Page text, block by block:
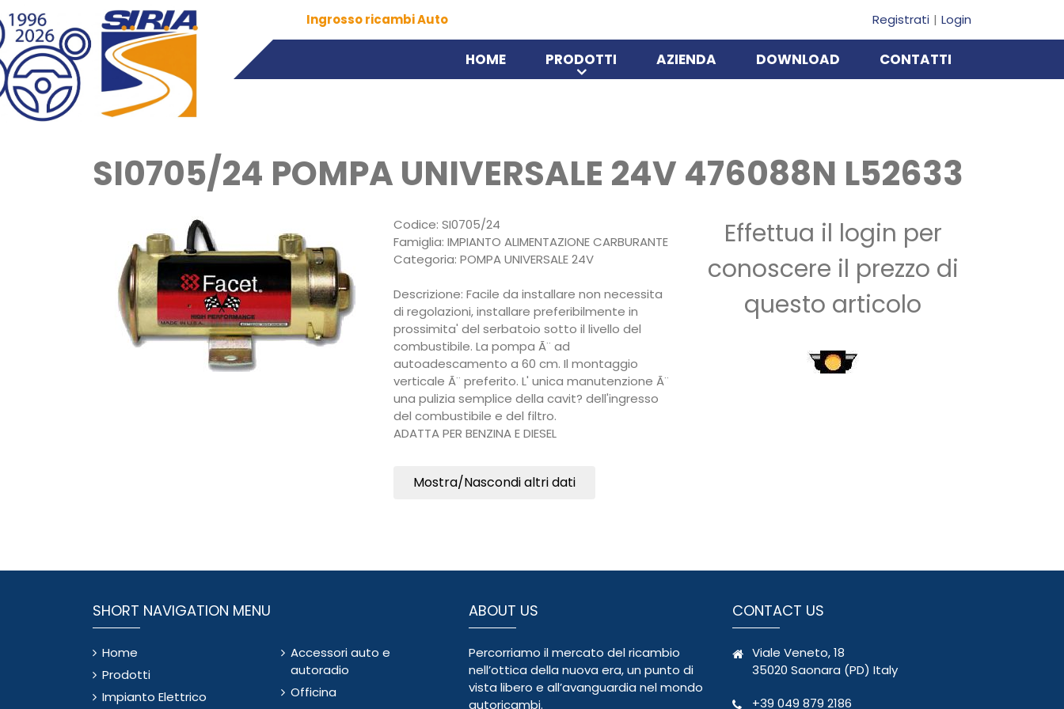
Ingrosso ricambi Auto Registrati Login
HOME PRODOTTI AZIENDA DOWNLOAD CONTATTI
SI0705/24 POMPA UNIVERSALE 24V 476088N L52633
Codice: SI0705/24
Famiglia: IMPIANTO ALIMENTAZIONE CARBURANTE
Categoria: POMPA UNIVERSALE 24V
Descrizione: Facile da installare non necessita
di regolazioni, installare preferibilmente in
prossimita' del serbatoio sotto il livello del
combustibile. La pompa Ã¨ ad
autoadescamento a 60 cm. Il montaggio
verticale Ã¨ preferito. L' unica manutenzione Ã¨
una pulizia semplice della cavit? dell'ingresso
del combustibile e del filtro.
ADATTA PER BENZINA E DIESEL
Mostra/Nascondi altri dati
Effettua il login per
conoscere il prezzo di
questo articolo
SHORT NAVIGATION MENU
Home
Prodotti
Impianto Elettrico
Accessori auto e
autoradio
Officina
ABOUT US
Percorriamo il mercato del ricambio
nell’ottica della nuova era, un punto di
vista libero e all’avanguardia nel mondo
autoricambi.
CONTACT US
Viale Veneto, 18
35020 Saonara (PD) Italy
+39 049 879 2186